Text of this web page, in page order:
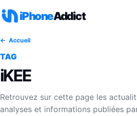
iPhoneAddict
Accueil
TAG
iKEE
Retrouvez sur cette page les
analyses et informations publiées